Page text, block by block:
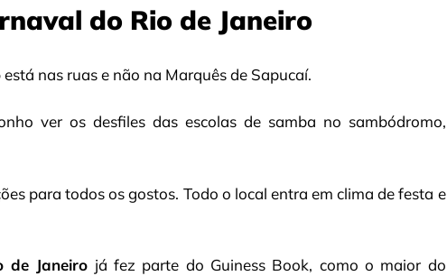
do Rio de Janeiro
está nas ruas e não na Marquês de Sapucaí.
ver os desfiles das escolas de samba no sambódromo,
para todos os gostos. Todo o local entra em clima de festa e
de Janeiro já fez parte do Guiness Book, como o maior do